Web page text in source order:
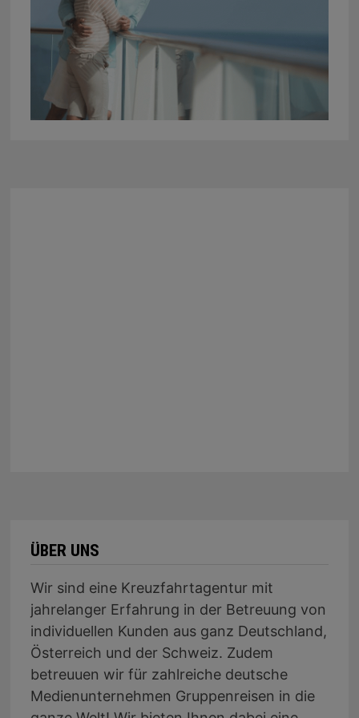
ÜBER UNS
Wir sind eine Kreuzfahrtagentur mit
jahrelanger Erfahrung in der Betreuung von
individuellen Kunden aus ganz Deutschland,
Österreich und der Schweiz. Zudem
betreuuen wir für zahlreiche deutsche
Medienunternehmen Gruppenreisen in die